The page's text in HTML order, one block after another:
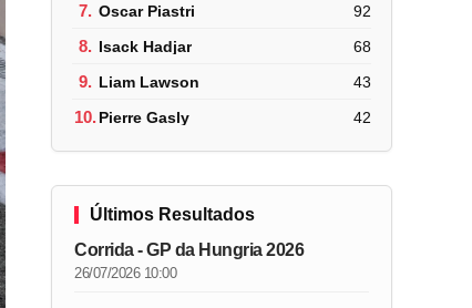
7. Oscar Piastri 92
8. Isack Hadjar 68
9. Liam Lawson 43
10.Pierre Gasly 42
Últimos Resultados
Corrida - GP da Hungria 2026
26/07/2026 10:00